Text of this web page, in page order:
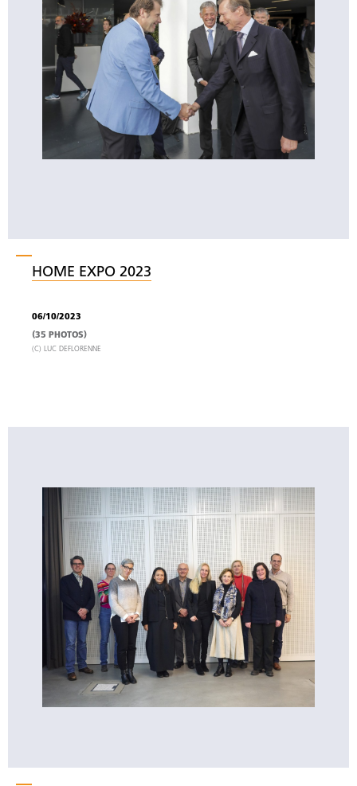
HOME EXPO 2023
06/10/2023
(35 PHOTOS)
(C) LUC DEFLORENNE